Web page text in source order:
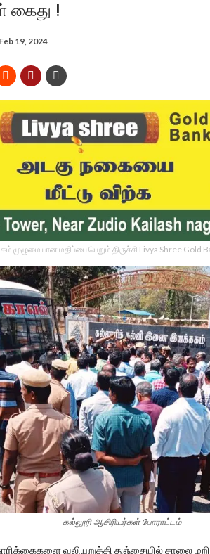
கைது !
Feb 19, 2024
முழுமையான மதிப்பை பெறும் திருச்சி Livya Shree Gold
கல்லூரி ஆசிரியர்கள் போராட்டம்
வலியுறுத்தி தஞ்சையில் சாலை